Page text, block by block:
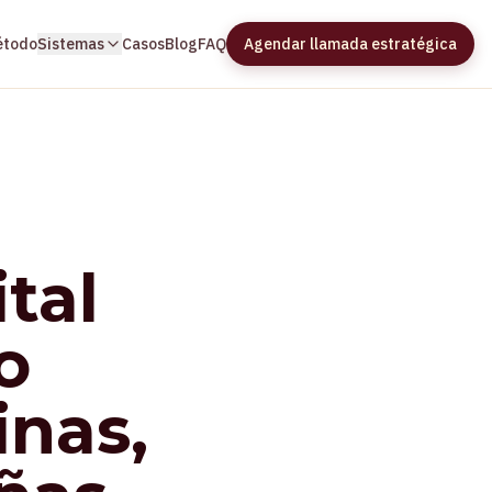
Sistemas CasosBlogFAQ Agendar llamada estratégica